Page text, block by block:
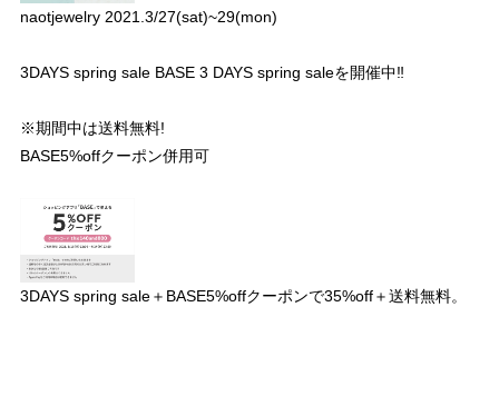
naotjewelry 2021.3/27(sat)~29(mon)
3DAYS spring sale BASE 3 DAYS spring saleを開催中‼︎
※期間中は送料無料!
BASE5%offクーポン併用可
3DAYS spring sale＋BASE5%offクーポンで35%off＋送料無料。